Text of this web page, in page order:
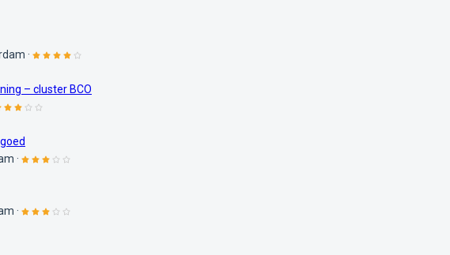
·
– cluster BCO
·
·